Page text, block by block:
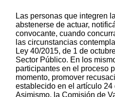
Las personas que integren
abstenerse de actuar,
convocante, cuando
las circunstancias
Ley 40/2015, de 1 de
Sector Público. En los
participantes en el proceso
momento, promover
establecido en el artículo 24
Asimismo, la Comisión de